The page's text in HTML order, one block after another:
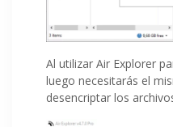
Al utilizar Air Explorer
luego necesitarás el
desencriptar los